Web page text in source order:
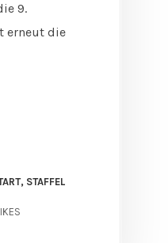
9.
erneut die
, STAFFEL